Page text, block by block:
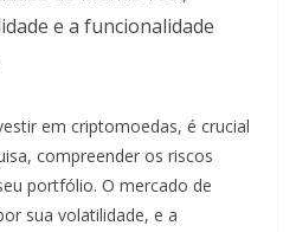
e a funcionalidade
em criptomoedas, é crucial
compreender os riscos
portfólio. O mercado de
sua volatilidade, e a